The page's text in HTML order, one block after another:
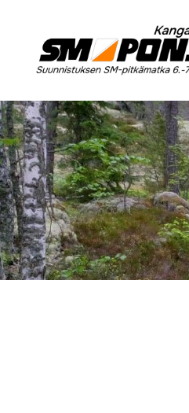
sisältöön
Kangasala SK